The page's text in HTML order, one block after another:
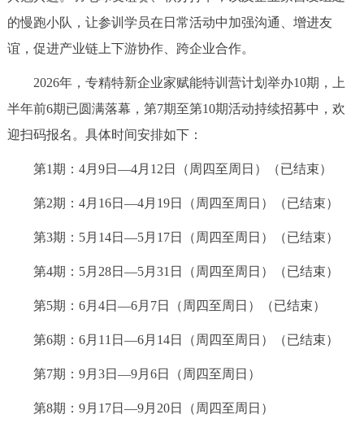
走进北京
绿色北京 图说北京 视频北京
DEUTSCH FRANÇAIS РУССКИЙ ЯЗЫК
ITALIANO
的慢跑小队，让参训学员在日常活动中加强沟通、增进友
谊，促进产业链上下游协作、跨企业合作。
2026年，专精特新企业家赋能特训营计划举办10期，上
半年前6期已圆满落幕，第7期至第10期活动持续招募中，欢
迎扫码报名。具体时间安排如下：
第1期：4月9日—4月12日（周四至周日）（已结束）
第2期：4月16日—4月19日（周四至周日）（已结束）
第3期：5月14日—5月17日（周四至周日）（已结束）
第4期：5月28日—5月31日（周四至周日）（已结束）
第5期：6月4日—6月7日（周四至周日）（已结束）
第6期：6月11日—6月14日（周四至周日）（已结束）
第7期：9月3日—9月6日（周四至周日）
第8期：9月17日—9月20日（周四至周日）